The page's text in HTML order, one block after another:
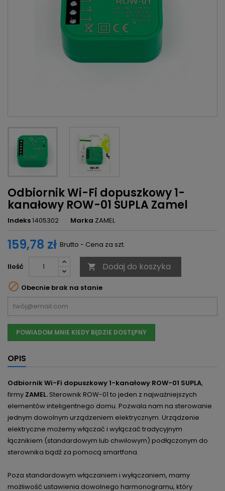
Odbiornik Wi-Fi dopuszkowy 1-
kanałowy ROW-01 SUPLA Zamel
Indeks1405302 Marka ZAMEL
159,78 zł Brutto - Cena za szt.
Ilość  Dodaj do koszyka
 Obecnie brak na stanie
POWIADOM MNIE KIEDY BĘDZIE DOSTĘPNY
OPIS
Odbiornik Wi-Fi dopuszkowy 1-kanałowy ROW-01 SUPLA,
firmy ZAMEL. Sterownik ROW-01 to jeden z najważniejszych
elementów inteligentnego domu. Pozwala nam na sterowanie
jednym dowolnym urządzeniem elektrycznym. Urządzenie
elektryczne możemy włączać i wyłączać tradycyjnym
łącznikiem (standardowym lub chwilowym) podłączonym do
sterownika bądź za pomocą smartfona.
Poza standardowym włączaniem i wyłączaniem, mamy
możliwość ustawienia dowolnego harmonogramu, który